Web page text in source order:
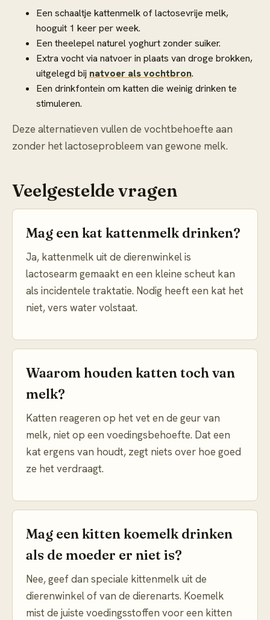
Een schaaltje kattenmelk of lactosevrije melk,
hooguit 1 keer per week.
Een theelepel naturel yoghurt zonder suiker.
Extra vocht via natvoer in plaats van droge brokken,
uitgelegd bij natvoer als vochtbron.
Een drinkfontein om katten die weinig drinken te
stimuleren.
Deze alternatieven vullen de vochtbehoefte aan
zonder het lactoseprobleem van gewone melk.
Veelgestelde vragen
Mag een kat kattenmelk drinken?
Ja, kattenmelk uit de dierenwinkel is
lactosearm gemaakt en een kleine scheut kan
als incidentele traktatie. Nodig heeft een kat het
niet, vers water volstaat.
Waarom houden katten toch van
melk?
Katten reageren op het vet en de geur van
melk, niet op een voedingsbehoefte. Dat een
kat ergens van houdt, zegt niets over hoe goed
ze het verdraagt.
Mag een kitten koemelk drinken
als de moeder er niet is?
Nee, geef dan speciale kittenmelk uit de
dierenwinkel of van de dierenarts. Koemelk
mist de juiste voedingsstoffen voor een kitten